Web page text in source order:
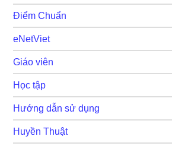
Điểm Chuẩn
eNetViet
Giáo viên
Học tập
Hướng dẫn sử dụng
Huyền Thuật